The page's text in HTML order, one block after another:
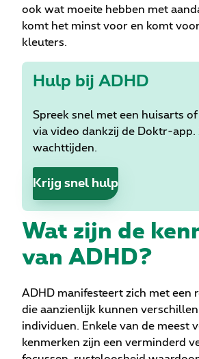
ook wat moeite hebben met
komt het minst voor en komt
kleuters.
Hulp bij ADHD
Spreek snel met een huisarts
via video dankzij de Doktr-app.
wachttijden.
Krijg snel hulp
Wat zijn de
van ADHD?
ADHD manifesteert zich met een
die aanzienlijk kunnen
individuen. Enkele van de meest
kenmerken zijn een verminderd